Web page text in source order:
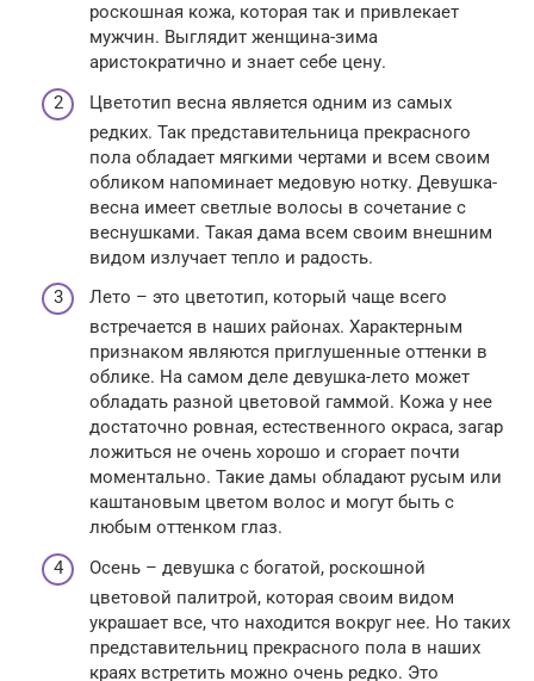
роскошная кожа, которая так и привлекает
мужчин. Выглядит женщина-зима
аристократично и знает себе цену.
Цветотип весна является одним из самых
редких. Так представительница прекрасного
пола обладает мягкими чертами и всем своим
обликом напоминает медовую нотку. Девушка-
весна имеет светлые волосы в сочетание с
веснушками. Такая дама всем своим внешним
видом излучает тепло и радость.
Лето – это цветотип, который чаще всего
встречается в наших районах. Характерным
признаком являются приглушенные оттенки в
облике. На самом деле девушка-лето может
обладать разной цветовой гаммой. Кожа у нее
достаточно ровная, естественного окраса, загар
ложиться не очень хорошо и сгорает почти
моментально. Такие дамы обладают русым или
каштановым цветом волос и могут быть с
любым оттенком глаз.
Осень – девушка с богатой, роскошной
цветовой палитрой, которая своим видом
украшает все, что находится вокруг нее. Но таких
представительниц прекрасного пола в наших
краях встретить можно очень редко. Это